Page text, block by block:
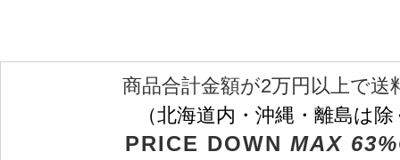
商品合計金額が2万円以上で送
（北海道内・沖縄・離島は
PRICE DOWN MAX